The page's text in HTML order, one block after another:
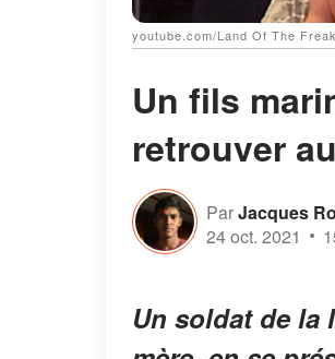
youtube.com/Land Of The
Un fils
retrouver
ParJacques
24 oct. 2021
Un soldat de la